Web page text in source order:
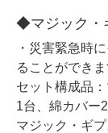
◆マジック・
・災害緊急時
ることができ
セット構成品
1台、綿カバー
マジック・ギ